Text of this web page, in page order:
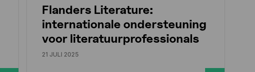
Flanders Literature:
internationale ondersteuning
voor literatuurprofessionals
21 JULI 2025